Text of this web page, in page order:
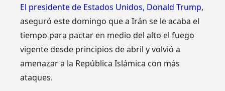
El presidente de Estados Unidos, Donald Trump,
aseguró este domingo que a Irán se le acaba el
tiempo para pactar en medio del alto el fuego
vigente desde principios de abril y volvió a
amenazar a la República Islámica con más
ataques.